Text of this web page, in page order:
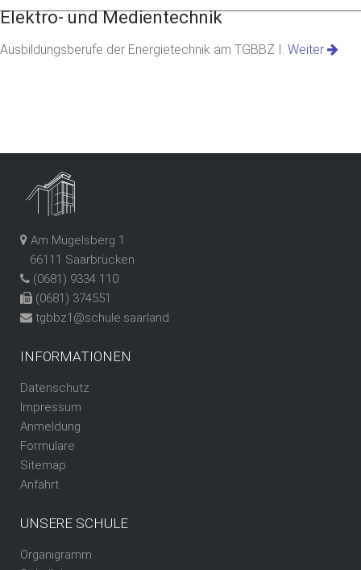
Elektro- und Medientechnik
Ausbildungsberufe der Energietechnik am TGBBZ I. Weiter
Am Mügelsberg 1
66111 Saarbrücken
(0681) 9334 110
(0681) 374551
tgbbz1@schule.saarland
INFORMATIONEN
Datenschutz
Impressum
Anmeldung
Formulare
Sitemap
Anfahrt
UNSERE SCHULE
Organigramm